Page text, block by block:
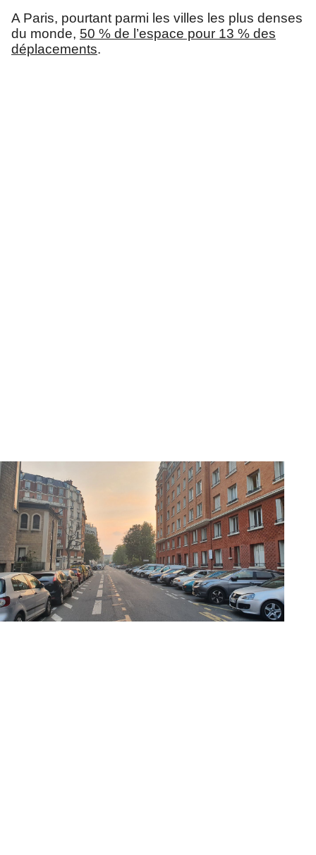
A Paris, pourtant parmi les villes les plus denses
du monde, 50 % de l’espace pour 13 % des
déplacements.